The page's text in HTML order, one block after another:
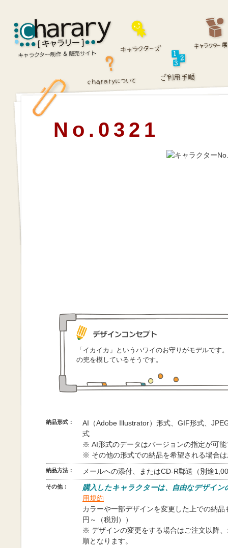
No.0321
「イカイカ」というハワイのお守りがモデルで
の兜を模しているそうです。
納品形式：
AI（Adobe Illustrator）形式、GIF形式、
式
※ AI形式のデータはバージョンの指定が可能
※ その他の形式での納品を希望される場合
納品方法： メールへの添付、またはCD-R郵送（別途
その他：
購入したキャラクターは、自由なデザイン
用規約
カラーや一部デザインを変更した上での納
円～（税別））
※ デザインの変更をする場合はご注文以降
順となります。